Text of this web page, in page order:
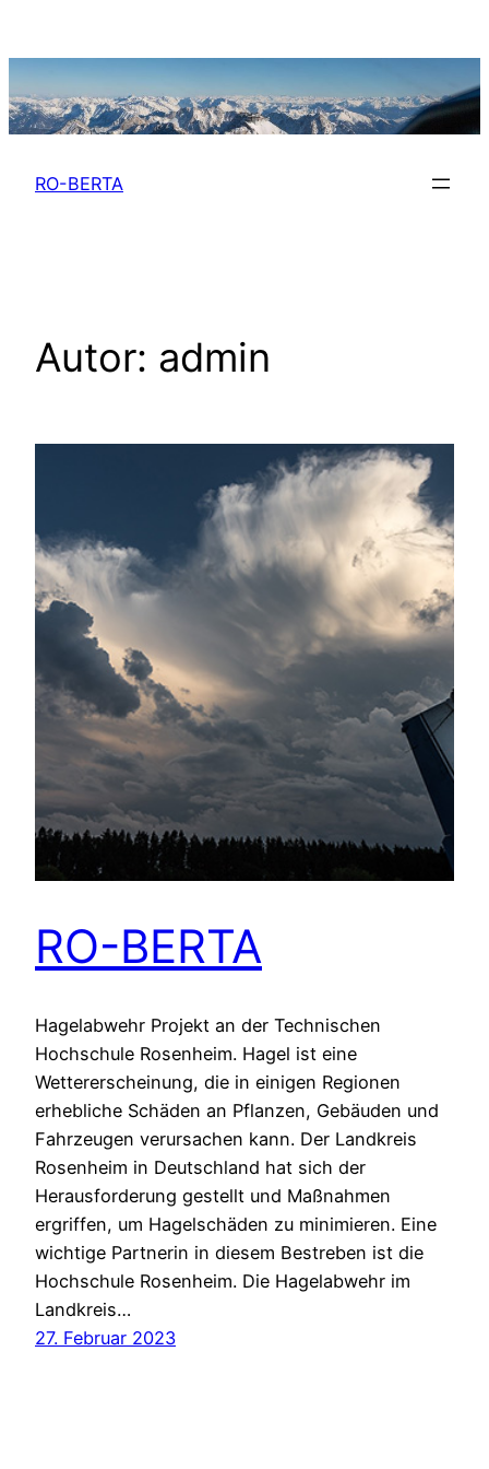
springen
RO-BERTA
Autor: admin
RO-BERTA
Hagelabwehr Projekt an der Technischen
Hochschule Rosenheim. Hagel ist eine
Wettererscheinung, die in einigen Regionen
erhebliche Schäden an Pflanzen, Gebäuden und
Fahrzeugen verursachen kann. Der Landkreis
Rosenheim in Deutschland hat sich der
Herausforderung gestellt und Maßnahmen
ergriffen, um Hagelschäden zu minimieren. Eine
wichtige Partnerin in diesem Bestreben ist die
Hochschule Rosenheim. Die Hagelabwehr im
Landkreis…
27. Februar 2023